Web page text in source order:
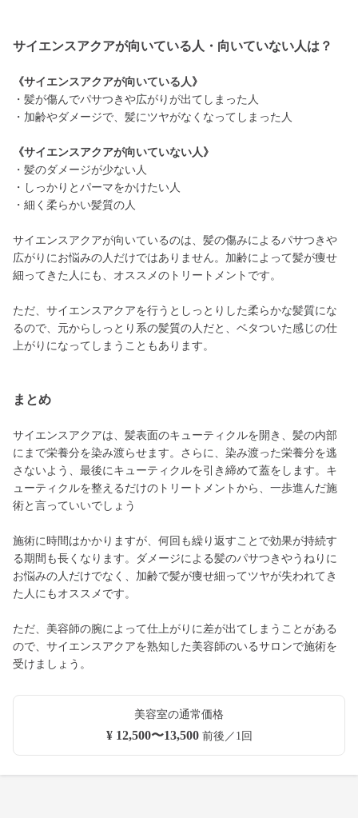
サイエンスアクアが向いている人・向いていない人は？
《サイエンスアクアが向いている人》
・髪が傷んでパサつきや広がりが出てしまった人
・加齢やダメージで、髪にツヤがなくなってしまった人
《サイエンスアクアが向いていない人》
・髪のダメージが少ない人
・しっかりとパーマをかけたい人
・細く柔らかい髪質の人
サイエンスアクアが向いているのは、髪の傷みによるパサつきや
広がりにお悩みの人だけではありません。加齢によって髪が痩せ
細ってきた人にも、オススメのトリートメントです。
ただ、サイエンスアクアを行うとしっとりした柔らかな髪質にな
るので、元からしっとり系の髪質の人だと、ベタついた感じの仕
上がりになってしまうこともあります。
まとめ
サイエンスアクアは、髪表面のキューティクルを開き、髪の内部
にまで栄養分を染み渡らせます。さらに、染み渡った栄養分を逃
さないよう、最後にキューティクルを引き締めて蓋をします。キ
ューティクルを整えるだけのトリートメントから、一歩進んだ施
術と言っていいでしょう
施術に時間はかかりますが、何回も繰り返すことで効果が持続す
る期間も長くなります。ダメージによる髪のパサつきやうねりに
お悩みの人だけでなく、加齢で髪が痩せ細ってツヤが失われてき
た人にもオススメです。
ただ、美容師の腕によって仕上がりに差が出てしまうことがある
ので、サイエンスアクアを熟知した美容師のいるサロンで施術を
受けましょう。
美容室の通常価格
¥ 12,500〜13,500前後／1回